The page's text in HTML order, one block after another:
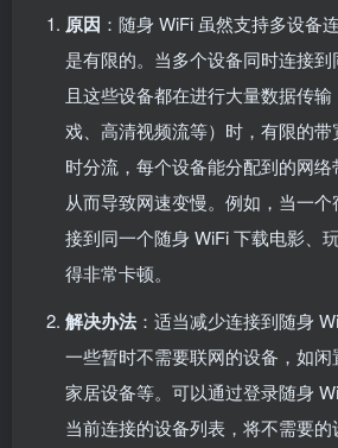
原因 ：随身 WiFi 虽然支持多设备
是有限的。当多个设备同时连接
且这些设备都在进行大量数据传
戏、高清视频流等）时，有限的
时分流，每个设备能分配到的网络
从而导致网速变慢。例如，当一
接到同一个随身 WiFi 下载电影、
得非常卡顿。
解决办法：适当减少连接到随身
一些暂时不需要联网的设备，如
家居设备等。可以通过登录随身
当前连接的设备列表，将不需要